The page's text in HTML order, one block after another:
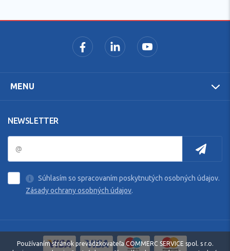
MENU
NEWSLETTER
Súhlasím so spracovaním poskytnutých osobných údajov.
Zásady ochrany osobných údajov.
Používaním stránok prevádzkovateľa COMMERC SERVICE spol. s r.o.